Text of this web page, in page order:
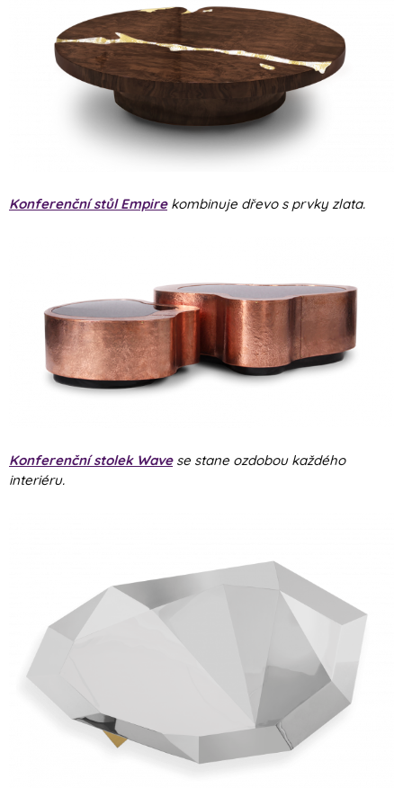
Konferenční stůl Empirekombinuje dřevo s prvky zlata.
Konferenční stolek Wavese stane ozdobou každého
interiéru.